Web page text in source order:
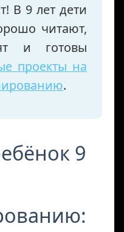
В 9 лет дети
читают,
и готовы
проекты на
.
9